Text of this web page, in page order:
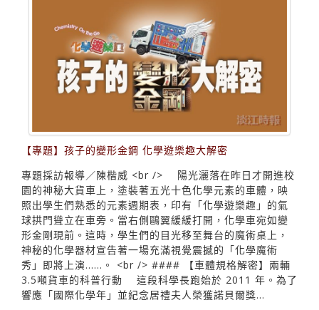
【專題】孩子的變形金鋼 化學遊樂趣大解密
專題採訪報導／陳楷威 <br /> 陽光灑落在昨日才開進校
園的神秘大貨車上，塗裝著五光十色化學元素的車體，映
照出學生們熟悉的元素週期表，印有「化學遊樂趣」的氣
球拱門聳立在車旁。當右側鷗翼緩緩打開，化學車宛如變
形金剛現前。這時，學生們的目光移至舞台的魔術桌上，
神秘的化學器材宣告著一場充滿視覺震撼的「化學魔術
秀」即將上演……。 <br /> #### 【車體規格解密】兩輛
3.5噸貨車的科普行動 這段科學長跑始於 2011 年。為了
響應「國際化學年」並紀念居禮夫人榮獲諾貝爾獎...